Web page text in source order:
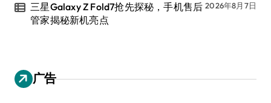
三星Galaxy Z Fold7抢先探秘，手机售后
管家揭秘新机亮点
2026年8月7日
广告